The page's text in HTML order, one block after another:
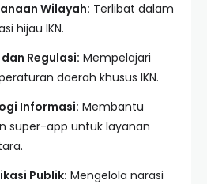
Wilayah: Terlibat dalam
hijau IKN.
Regulasi: Mempelajari
daerah khusus IKN.
Informasi: Membantu
super-app untuk layanan
Publik: Mengelola narasi